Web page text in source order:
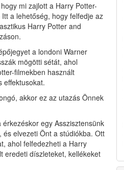
mi zajlott a Harry Potter-
a lehetőség, hogy felfedje az
Harry Potter and
a londoni Warner
mögötti sétát, ahol
filmekben használt
effektusokat.
akkor ez az utazás Önnek
egy Asszisztensünk
elvezeti Önt a stúdiókba. Ott
ahol felfedezheti a Harry
eredeti díszleteket, kellékeket